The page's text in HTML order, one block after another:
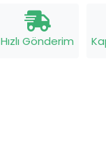
Hızlı Gönderim